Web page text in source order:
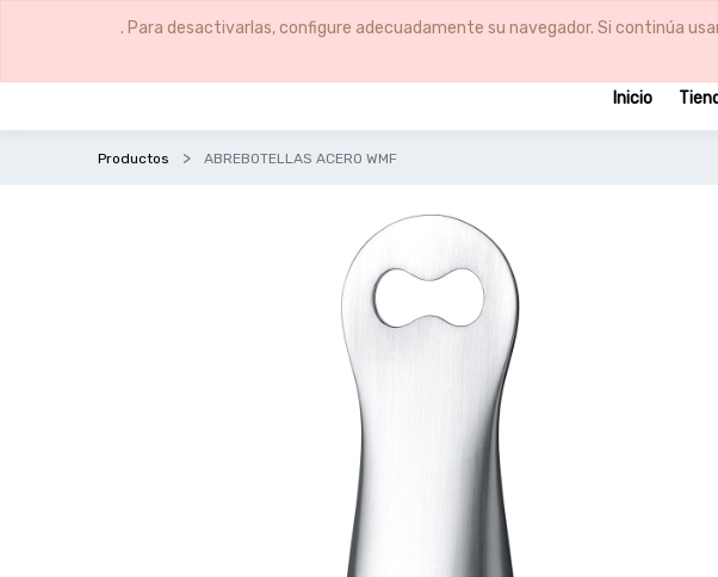
. Para desactivarlas, configure adecuadamente su navegador. Si continúa
Inicio
Productos ABREBOTELLAS ACERO WMF